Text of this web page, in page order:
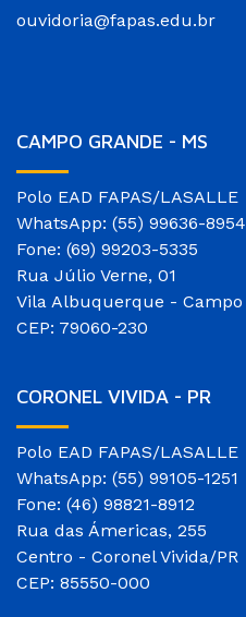
ouvidoria@fapas.edu.br
CAMPO GRANDE - MS
Polo EAD FAPAS/LASALLE
WhatsApp: (55) 99636-8954
Fone: (69) 99203-5335
Rua Júlio Verne, 01
Vila Albuquerque - Campo
CEP: 79060-230
CORONEL VIVIDA - PR
Polo EAD FAPAS/LASALLE
WhatsApp: (55) 99105-1251
Fone: (46) 98821-8912
Rua das Ámericas, 255
Centro - Coronel Vivida/PR
CEP: 85550-000